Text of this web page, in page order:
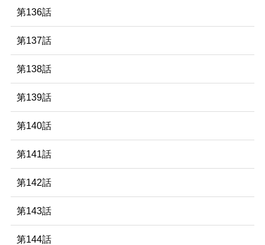
第136話
第137話
第138話
第139話
第140話
第141話
第142話
第143話
第144話